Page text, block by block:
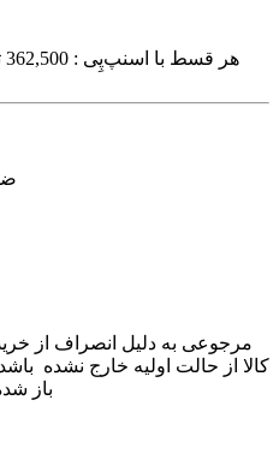
هر قسط با اسنپ‌پِی : 362,500
کالا از حالت اولیه خارج نشده
باز